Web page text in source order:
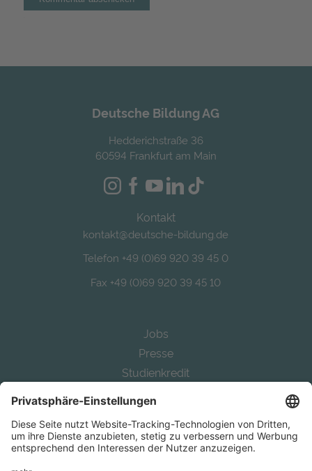
Deutsche Bildung AG
Hedderichstraße 36
60594 Frankfurt am Main
Kontakt
kontakt@deutsche-bildung.de
Telefon +49 (0)69 920 39 45 0
Fax +49 (0)69 920 39 45 10
Jobs
Presse
Studienkredit
Auslandsstudium finanzieren
Study in Germany